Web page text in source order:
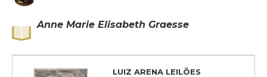
Anne Marie Elisabeth Graesse
LUIZ ARENA LEILÕES